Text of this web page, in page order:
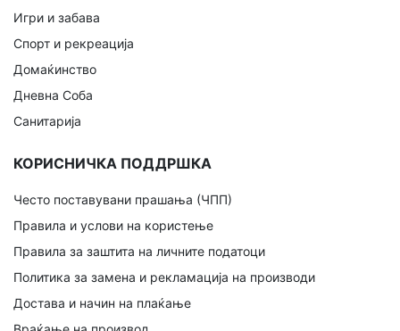
Игри и забава
Спорт и рекреација
Домаќинство
Дневна Соба
Санитарија
КОРИСНИЧКА ПОДДРШКА
Често поставувани прашања (ЧПП)
Правила и услови на користење
Правила за заштита на личните податоци
Политика за замена и рекламација на производи
Достава и начин на плаќање